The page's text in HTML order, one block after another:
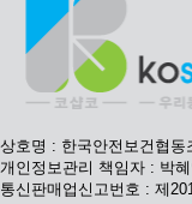
상호명 : 한국안전보건협
개인정보관리 책임자 : 박
통신판매업신고번호 : 제